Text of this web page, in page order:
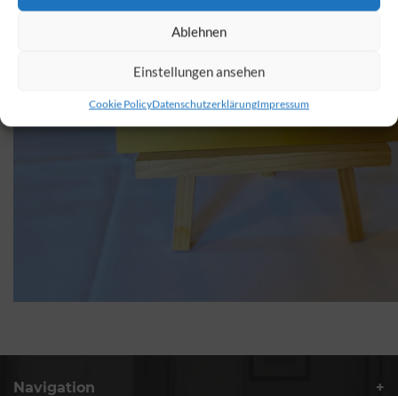
Ablehnen
Einstellungen ansehen
Cookie PolicyDatenschutzerklärungImpressum
Navigation